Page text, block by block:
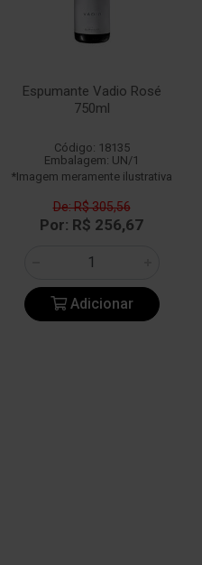
Espumante Vadio Rosé
750ml
Código: 18135
Embalagem: UN/1
*Imagem meramente ilustrativa
De: R$ 305,56
Por: R$ 256,67
Adicionar